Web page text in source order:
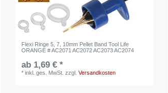
Flexi Ringe 5, 7, 10mm Pellet Band Tool Life
ORANGE # AC2071 AC2072 AC2073 AC2074
ab 1,69 € *
*inkl. ges. MwSt. zzgl.Versandkosten